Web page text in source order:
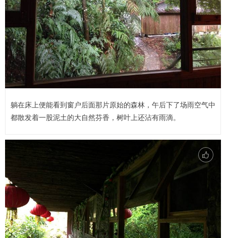
躺在床上便能看到窗户后面那片原始的森林，午后下了场雨空气中
都散发着一股泥土的大自然芬香，树叶上还沾有雨滴。